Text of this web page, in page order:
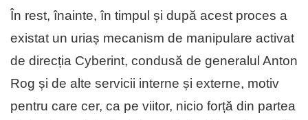
În rest, înainte, în timpul și după acest proces a
existat un uriaș mecanism de manipulare activat
de direcția Cyberint, condusă de generalul Anton
Rog și de alte servicii interne și externe, motiv
pentru care cer, ca pe viitor, nicio forță din partea